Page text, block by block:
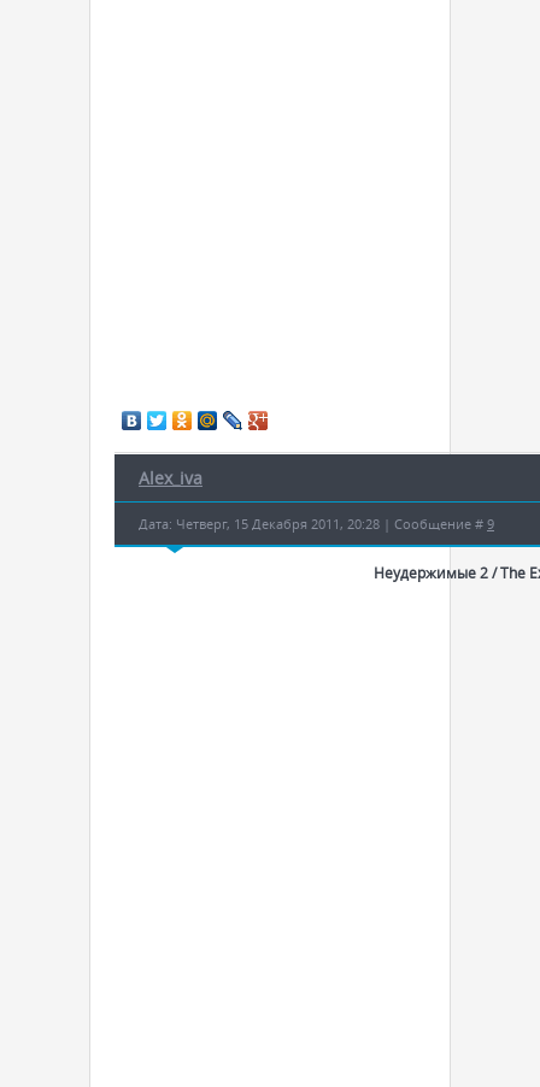
Alex_iva
Дата: Четверг, 15 Декабря 2011, 20:28 | Сообщение # 9
Неудержимые 2 / The